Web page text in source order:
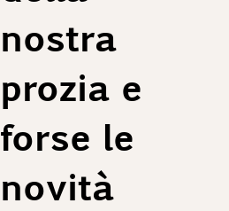
nostra
prozia e
forse le
novità